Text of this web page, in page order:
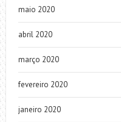
maio 2020
abril 2020
março 2020
fevereiro 2020
janeiro 2020